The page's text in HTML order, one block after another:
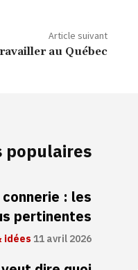
Article suivant
au Québec
populaires
: les
pertinentes
idées11 avril 2026